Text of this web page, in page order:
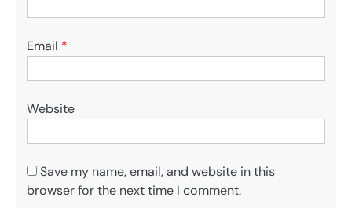
Email *
Website
Save my name, email, and website in this
browser for the next time I comment.